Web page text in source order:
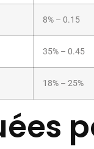
8% – 0.15
35% – 0.45
18% – 25%